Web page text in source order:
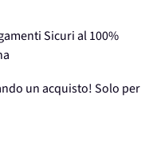
Sicuri al 100%
un acquisto! Solo per